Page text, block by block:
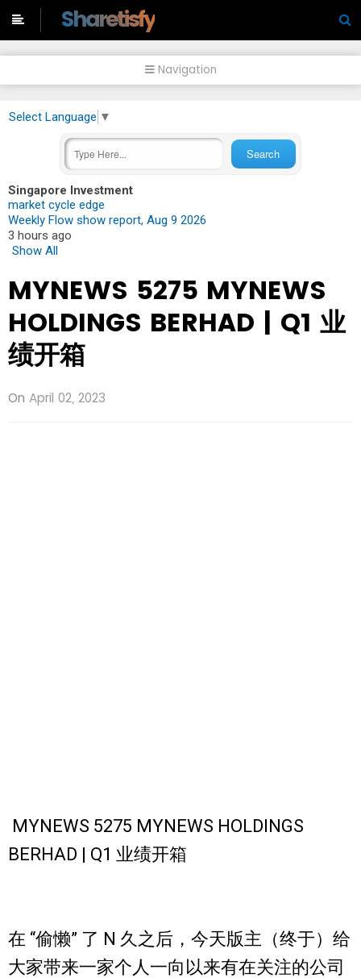
Sharetisfy
Navigation
Select Language ▼
Singapore Investment
market cycle edge
Weekly Flow show report, Aug 9 2026
3 hours ago
Show All
MYNEWS 5275 MYNEWS
HOLDINGS BERHAD | Q1 业
绩开箱
On April 02, 2023
MYNEWS 5275 MYNEWS HOLDINGS
BERHAD | Q1 业绩开箱
在 “偷懒” 了 N 久之后，今天版主（终于）给
大家带来一家个人一向以来有在关注的公司